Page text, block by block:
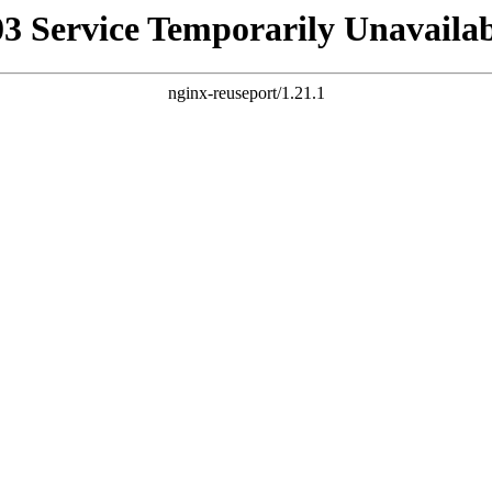
Service Temporarily
nginx-reuseport/1.21.1